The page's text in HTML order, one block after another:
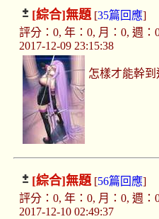
[綜合]無題[35篇回應]
評分：0, 年：0, 月：0, 週：
2017-12-09 23:15:38
怎樣才能幹到
[綜合]無題[56篇回應]
評分：0, 年：0, 月：0, 週：
2017-12-10 02:49:37